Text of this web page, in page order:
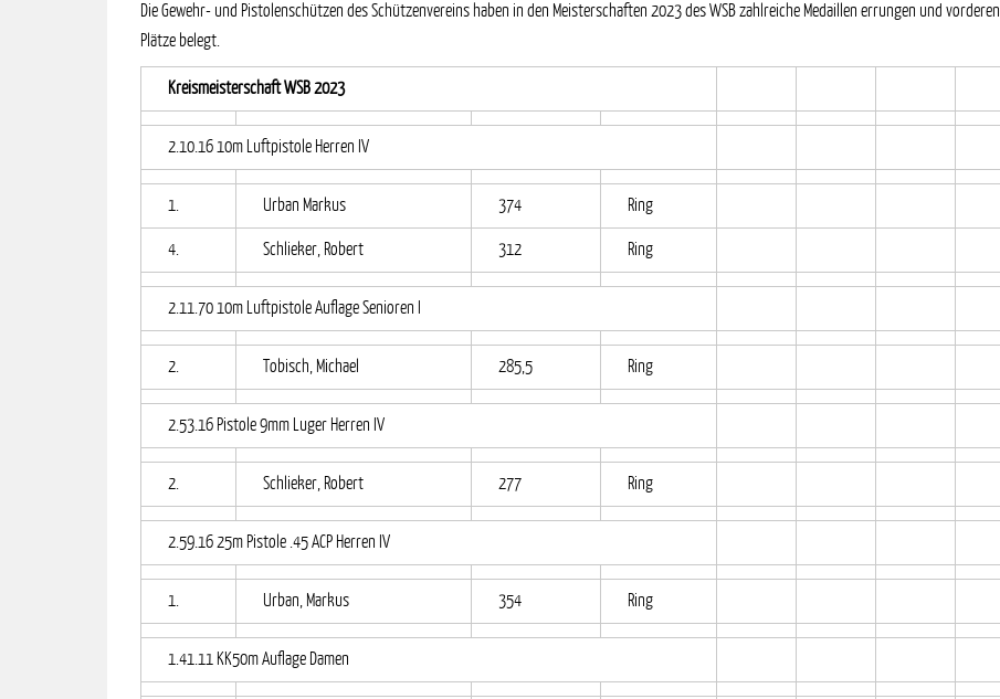
Die Gewehr- und Pistolenschützen des Schützenvereins haben in den Meisterschaften 2023 des WSB zahlreiche Medaillen errungen und vorderen
Plätze belegt.
Kreismeisterschaft WSB 2023
2.10.16 10m Luftpistole Herren IV
1. Urban Markus 374 Ring
4. Schlieker, Robert 312 Ring
2.11.70 10m Luftpistole Auflage Senioren I
2. Tobisch, Michael 285,5 Ring
2.53.16 Pistole 9mm Luger Herren IV
2. Schlieker, Robert 277 Ring
2.59.16 25m Pistole .45 ACP Herren IV
1. Urban, Markus 354 Ring
1.41.11 KK50m Auflage Damen